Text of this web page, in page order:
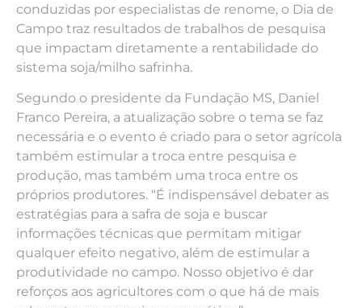
conduzidas por especialistas de renome, o Dia de
Campo traz resultados de trabalhos de pesquisa
que impactam diretamente a rentabilidade do
sistema soja/milho safrinha.
Segundo o presidente da Fundação MS, Daniel
Franco Pereira, a atualização sobre o tema se faz
necessária e o evento é criado para o setor agrícola
também estimular a troca entre pesquisa e
produção, mas também uma troca entre os
próprios produtores. “É indispensável debater as
estratégias para a safra de soja e buscar
informações técnicas que permitam mitigar
qualquer efeito negativo, além de estimular a
produtividade no campo. Nosso objetivo é dar
reforços aos agricultores com o que há de mais